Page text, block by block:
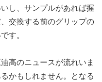
し、サンプルがあれば握
交換する前のグリップの
す。
高のニュースが流れいま
かもしれません。となる